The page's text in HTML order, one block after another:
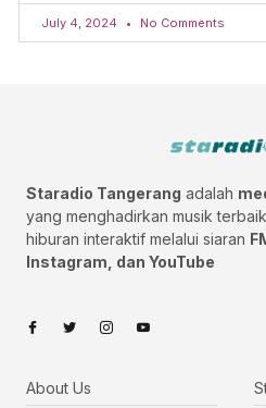
July 4, 2024 No Comments
Staradio Tangerang adalah
yang menghadirkan musik
hiburan interaktif melalui siaran
Instagram, dan YouTube
About Us